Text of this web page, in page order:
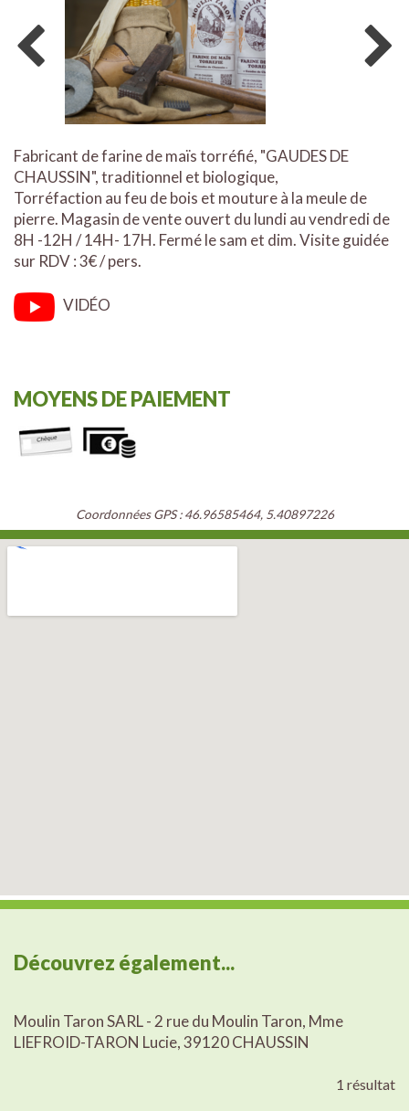
Fabricant de farine de maïs torréfié, "GAUDES DE
CHAUSSIN", traditionnel et biologique,
Torréfaction au feu de bois et mouture à la meule de
pierre. Magasin de vente ouvert du lundi au vendredi de
8H -12H / 14H- 17H. Fermé le sam et dim. Visite guidée
sur RDV : 3€ / pers.
VIDÉO
MOYENS DE PAIEMENT
Coordonnées GPS : 46.96585464, 5.40897226
Découvrez également...
Moulin Taron SARL - 2 rue du Moulin Taron, Mme
LIEFROID-TARON Lucie, 39120 CHAUSSIN
1 résultat